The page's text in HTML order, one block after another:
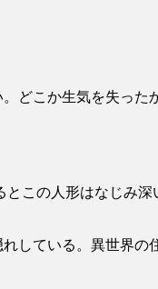
どこか生気を失っ
この人形はなじみ深
している。異世界の